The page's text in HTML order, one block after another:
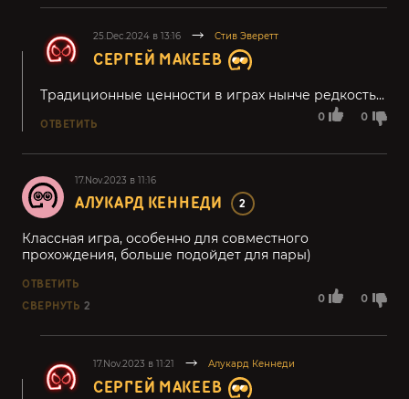
25.Dec.2024 в 13:16 Стив Эверетт
СЕРГЕЙ МАКЕЕВ
0 0
Традиционные ценности в играх нынче редкость...
ОТВЕТИТЬ
17.Nov.2023 в 11:16
АЛУКАРД КЕННЕДИ 2
0 0
Классная игра, особенно для совместного
прохождения, больше подойдет для пары)
ОТВЕТИТЬ
СВЕРНУТЬ 2
17.Nov.2023 в 11:21 Алукард Кеннеди
СЕРГЕЙ МАКЕЕВ